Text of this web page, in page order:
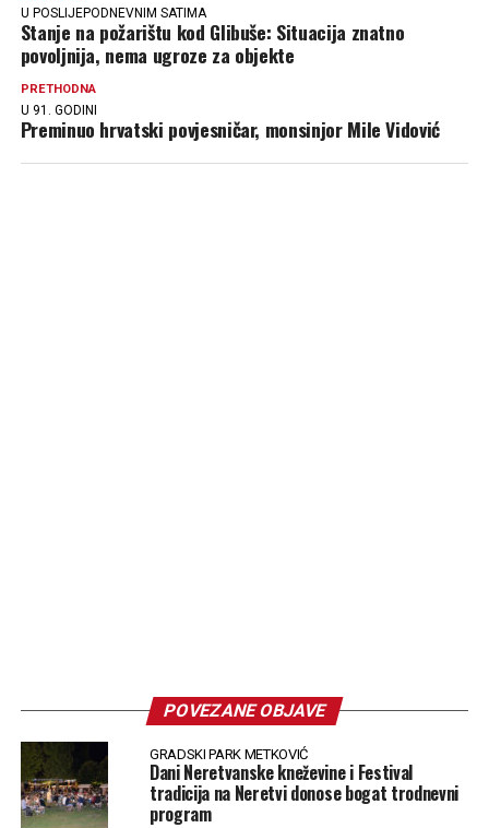
U POSLIJEPODNEVNIM SATIMA
Stanje na požarištu kod Glibuše: Situacija znatno
povoljnija, nema ugroze za objekte
PRETHODNA
U 91. GODINI
Preminuo hrvatski povjesničar, monsinjor Mile Vidović
POVEZANE OBJAVE
GRADSKI PARK METKOVIĆ
Dani Neretvanske kneževine i Festival
tradicija na Neretvi donose bogat trodnevni
program